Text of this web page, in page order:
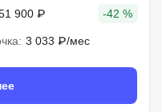
900 ₽ -42 %
3 033 ₽/мес